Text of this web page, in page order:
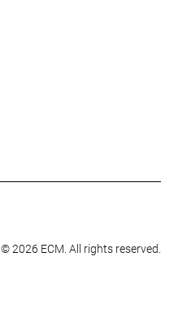
© 2026 ECM. All rights reserved.